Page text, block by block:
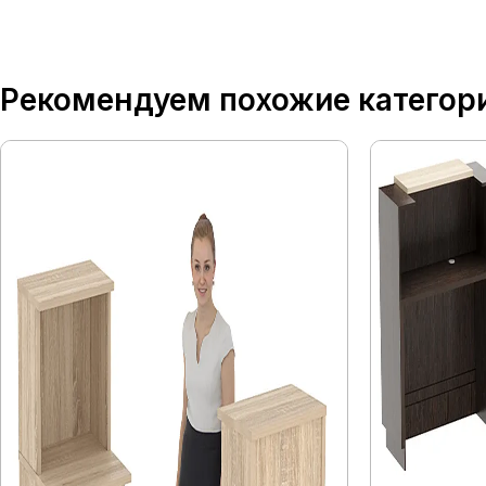
Рекомендуем похожие